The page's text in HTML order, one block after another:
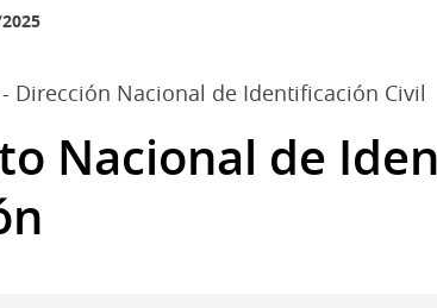
Dirección Nacional de Identificación Civil
Nacional de